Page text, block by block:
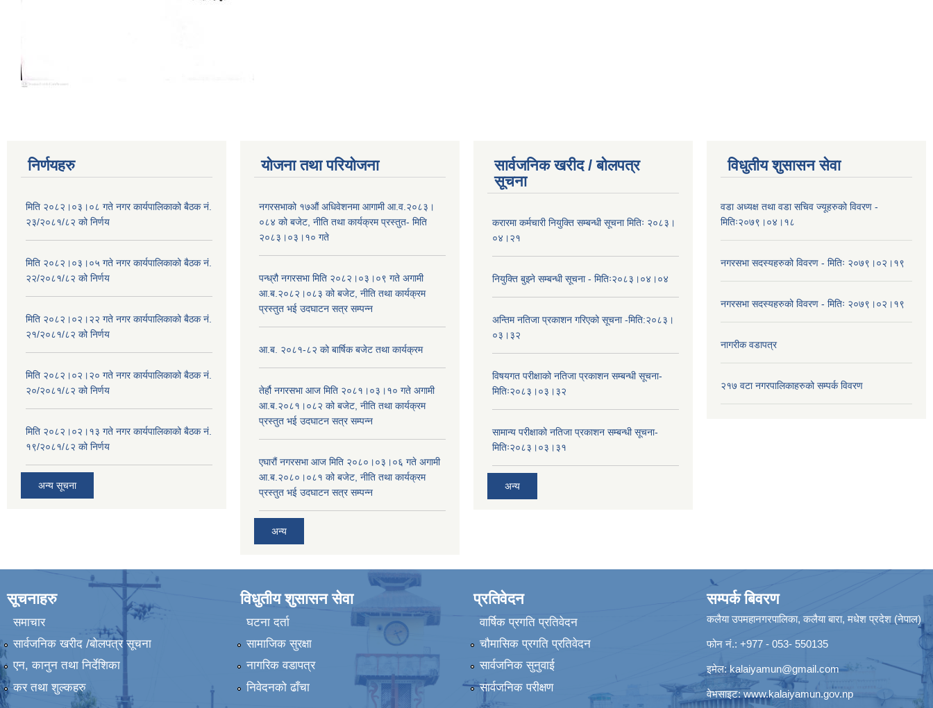
निर्णयहरु
मिति २०८२।०३।०८ गते नगर कार्यपालिकाको बैठक नं.
२३/२०८१/८२ को निर्णय
मिति २०८२।०३।०५ गते नगर कार्यपालिकाको बैठक नं.
२२/२०८१/८२ को निर्णय
मिति २०८२।०२।२२ गते नगर कार्यपालिकाको बैठक नं.
२१/२०८१/८२ को निर्णय
मिति २०८२।०२।२० गते नगर कार्यपालिकाको बैठक नं.
२०/२०८१/८२ को निर्णय
मिति २०८२।०२।१३ गते नगर कार्यपालिकाको बैठक नं.
१९/२०८१/८२ को निर्णय
अन्य सूचना
योजना तथा परियोजना
नगरसभाको १७औं अधिवेशनमा आगामी आ.व.२०८३।
०८४ को बजेट, नीति तथा कार्यक्रम प्रस्तुत- मिति
२०८३।०३।१० गते
पन्ध्रौ नगरसभा मिति २०८२।०३।०९ गते अगामी
आ.ब.२०८२।०८३ को बजेट, नीति तथा कार्यक्रम
प्रस्तुत भई उदघाटन सत्र सम्पन्न
आ.ब. २०८१-८२ को बार्षिक बजेट तथा कार्यक्रम
तेर्हौ नगरसभा आज मिति २०८१।०३।१० गते अगामी
आ.ब.२०८१।०८२ को बजेट, नीति तथा कार्यक्रम
प्रस्तुत भई उदघाटन सत्र सम्पन्न
एघारौं नगरसभा आज मिति २०८०।०३।०६ गते अगामी
आ.ब.२०८०।०८१ को बजेट, नीति तथा कार्यक्रम
प्रस्तुत भई उदघाटन सत्र सम्पन्न
अन्य
सार्वजनिक खरीद / बोलपत्र
सूचना
करारमा कर्मचारी नियुक्ति सम्बन्धी सूचना मितिः २०८३।
०४।२१
नियुक्ति बुझ्ने सम्बन्धी सूचना - मितिः२०८३।०४।०४
अन्तिम नतिजा प्रकाशन गरिएको सूचना -मिति:२०८३।
०३।३२
विषयगत परीक्षाको नतिजा प्रकाशन सम्बन्धी सूचना-
मितिः२०८३।०३।३२
सामान्य परीक्षाको नतिजा प्रकाशन सम्बन्धी सूचना-
मितिः२०८३।०३।३१
अन्य
विधुतीय शुसासन सेवा
वडा अध्यक्ष तथा वडा सचिव ज्यूहरुको विवरण -
मितिः२०७९।०४।१८
नगरसभा सदस्यहरुको विवरण - मितिः २०७९।०२।१९
नगरसभा सदस्यहरुको विवरण - मितिः २०७९।०२।१९
नागरीक वडापत्र
२१७ वटा नगरपालिकाहरुको सम्पर्क विवरण
सूचनाहरु
समाचार
सार्वजनिक खरीद /बोलपत्र सूचना
एन, कानुन तथा निर्देशिका
कर तथा शुल्कहरु
विधुतीय शुसासन सेवा
घटना दर्ता
सामाजिक सुरक्षा
नागरिक वडापत्र
निवेदनको ढाँचा
प्रतिवेदन
वार्षिक प्रगति प्रतिवेदन
चौमासिक प्रगति प्रतिवेदन
सार्वजनिक सुनुवाई
सार्वजनिक परीक्षण
सम्पर्क बिवरण
कलैया उपमहानगरपालिका, कलैया बारा, मधेश प्रदेश (नेपाल)
फोन नं.: +977 - 053- 550135
इमेल: kalaiyamun@gmail.com
वेभसाइट:www.kalaiyamun.gov.np